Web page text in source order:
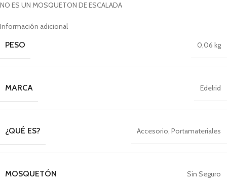
NO ES UN MOSQUETON DE ESCALADA
Información adicional
PESO 0,06 kg
MARCA Edelrid
¿QUÉ ES? Accesorio, Portamateriales
MOSQUETÓN Sin Seguro